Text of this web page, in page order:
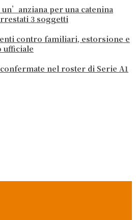
per una catenina
3 soggetti
contro familiari, estorsione e
ufficiale
nel roster di Serie A1